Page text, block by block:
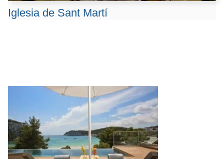
Iglesia de Sant Martí